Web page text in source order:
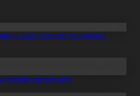
үшін терапевт жолдамасы
зерттеп жүр